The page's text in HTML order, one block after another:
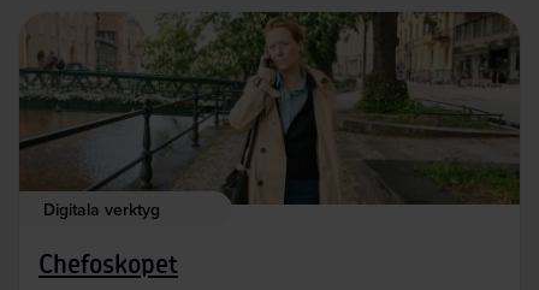
Digitala verktyg
Chefoskopet